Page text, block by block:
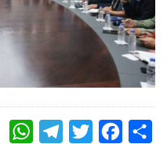
WHATSAPPTELEGRAMTWITTER